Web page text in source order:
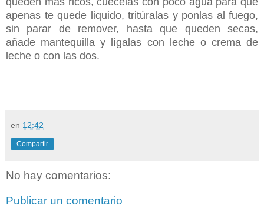
apenas te quede liquido, tritúralas y ponlas al fuego,
sin parar de remover, hasta que queden secas,
añade mantequilla y lígalas con leche o crema de
leche o con las dos.
en 12:42
Compartir
No hay comentarios:
Publicar un comentario